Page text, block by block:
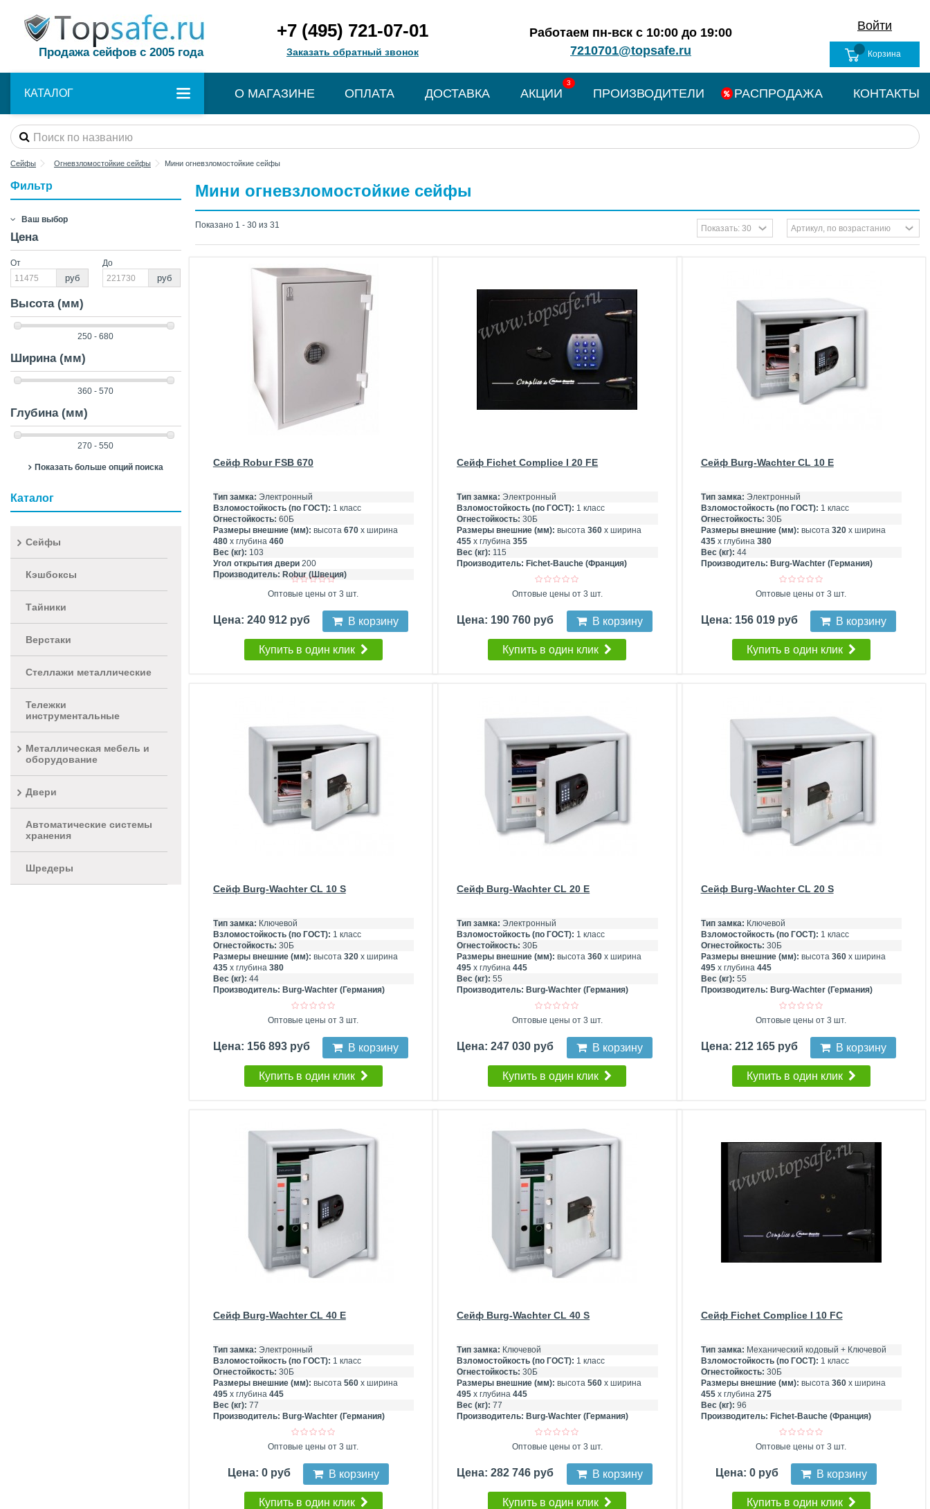
Продажа сейфов с 2005 года
Войти
Корзина
Работаем пн-вск с 10:00 до 19:00
7210701@topsafe.ru
+7 (495) 721-07-01
Заказать обратный звонок
КАТАЛОГ О МАГАЗИНЕ ОПЛАТА ДОСТАВКА
3
АКЦИИ ПРОИЗВОДИТЕЛИ РАСПРОДАЖА КОНТАКТЫ
Сейфы Огневзломостойкие сейфы Мини огневзломостойкие сейфы
Мини огневзломостойкие сейфы
Показано 1 - 30 из 31
Сейф Robur FSB 670
Тип замка: Электронный
Взломостойкость (по ГОСТ): 1 класс
Огнестойкость: 60Б
Размеры внешние (мм): высота 670х ширина
480х глубина 460
Вес (кг): 103
Угол открытия двери200
Производитель: Robur (Швеция)
Оптовые цены от 3 шт.
Цена: 240 912 руб В корзину
Купить в один клик
Сейф Fichet Complice I 20 FE
Тип замка: Электронный
Взломостойкость (по ГОСТ): 1 класс
Огнестойкость: 30Б
Размеры внешние (мм): высота360 х ширина
455 х глубина355
Вес (кг): 115
Производитель: Fichet-Bauche (Франция)
Оптовые цены от 3 шт.
Цена: 190 760 руб В корзину
Купить в один клик
Сейф Burg-Wachter CL 10 E
Тип замка: Электронный
Взломостойкость (по ГОСТ): 1 класс
Огнестойкость: 30Б
Размеры внешние (мм): высота 320х ширина
435х глубина 380
Вес (кг): 44
Производитель: Burg-Wachter (Германия)
Оптовые цены от 3 шт.
Цена: 156 019 руб В корзину
Купить в один клик
Сейф Burg-Wachter CL 10 S
Тип замка: Ключевой
Взломостойкость (по ГОСТ): 1 класс
Огнестойкость: 30Б
Размеры внешние (мм): высота 320х ширина
435х глубина 380
Вес (кг): 44
Производитель: Burg-Wachter (Германия)
Оптовые цены от 3 шт.
Цена: 156 893 руб В корзину
Купить в один клик
Сейф Burg-Wachter CL 20 E
Тип замка: Электронный
Взломостойкость (по ГОСТ): 1 класс
Огнестойкость: 30Б
Размеры внешние (мм): высота360 х ширина
495 х глубина445
Вес (кг): 55
Производитель: Burg-Wachter (Германия)
Оптовые цены от 3 шт.
Цена: 247 030 руб В корзину
Купить в один клик
Сейф Burg-Wachter CL 20 S
Тип замка: Ключевой
Взломостойкость (по ГОСТ): 1 класс
Огнестойкость: 30Б
Размеры внешние (мм): высота 360х ширина
495х глубина 445
Вес (кг): 55
Производитель: Burg-Wachter (Германия)
Оптовые цены от 3 шт.
Цена: 212 165 руб В корзину
Купить в один клик
Сейф Burg-Wachter CL 40 E
Тип замка: Электронный
Взломостойкость (по ГОСТ): 1 класс
Огнестойкость: 30Б
Размеры внешние (мм): высота 560х ширина
495х глубина 445
Вес (кг): 77
Производитель: Burg-Wachter (Германия)
Оптовые цены от 3 шт.
Цена: 0 руб В корзину
Купить в один клик
Сейф Burg-Wachter CL 40 S
Тип замка: Ключевой
Взломостойкость (по ГОСТ): 1 класс
Огнестойкость: 30Б
Размеры внешние (мм): высота560 х ширина
495 х глубина445
Вес (кг): 77
Производитель: Burg-Wachter (Германия)
Оптовые цены от 3 шт.
Цена: 282 746 руб В корзину
Купить в один клик
Сейф Fichet Complice I 10 FC
Тип замка: Механический кодовый + Ключевой
Взломостойкость (по ГОСТ): 1 класс
Огнестойкость: 30Б
Размеры внешние (мм): высота 360х ширина
455х глубина 275
Вес (кг): 96
Производитель: Fichet-Bauche (Франция)
Оптовые цены от 3 шт.
Цена: 0 руб В корзину
Купить в один клик
Фильтр
Ваш выбор
Цена
От
руб
До
руб
Высота (мм)
250 - 680
Ширина (мм)
360 - 570
Глубина (мм)
270 - 550
Показать больше опций поиска
Каталог
Сейфы
Кэшбоксы
Тайники
Верстаки
Стеллажи металлические
Тележки
инструментальные
Металлическая мебель и
оборудование
Двери
Автоматические системы
хранения
Шредеры